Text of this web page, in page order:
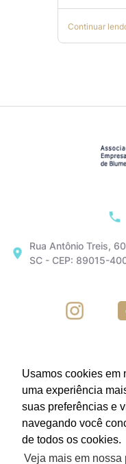
Continuar
Rua Antônio Treis,
SC - CEP: 89015-
Usamos cookies em
uma experiência
suas preferências e
navegando você
de todos os cookies.
Veja mais em